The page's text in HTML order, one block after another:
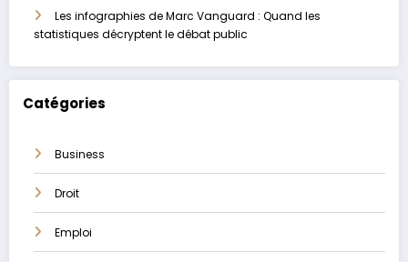
Les infographies de Marc Vanguard : Quand les
statistiques décryptent le débat public
Catégories
Business
Droit
Emploi